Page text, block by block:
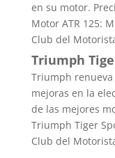
en su motor.
Motor ATR 125:
Club del
Triumph
Triumph renueva
mejoras en la
de las mejores
Triumph Tiger
Club del